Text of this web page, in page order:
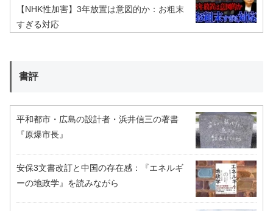
【NHK性加害】3年放置は意図的か：お粗末
すぎる対応
書評
平和都市・広島の設計者・浜井信三の著書
『原爆市長』
安保3文書改訂と中国の存在感：『エネルギ
ーの地政学』を読みながら